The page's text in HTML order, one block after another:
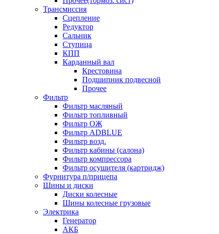
Трансмиссия
Сцепление
Редуктор
Сальник
Ступица
КПП
Карданный вал
Крестовина
Подшипник подвесной
Прочее
Фильтр
Фильтр масляный
Фильтр топливный
Фильтр ОЖ
Фильтр ADBLUE
Фильтр возд.
Фильтр кабины (салона)
Фильтр компрессора
Фильтр осушителя (картридж)
Фурнитура п/прицепа
Шины и диски
Диски колесные
Шины колесные грузовые
Электрика
Генератор
АКБ